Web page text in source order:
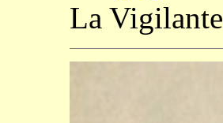
La Vigilante